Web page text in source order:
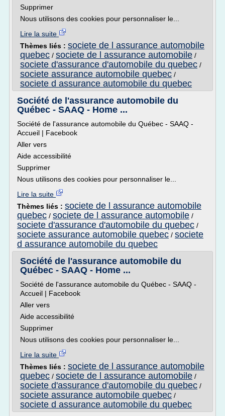
Supprimer
Nous utilisons des cookies pour personnaliser le...
Lire la suite
Thèmes liés : societe de l assurance automobile
quebec / societe de l assurance automobile /
societe d'assurance d'automobile du quebec /
societe assurance automobile quebec /
societe d assurance automobile du quebec
Société de l'assurance automobile du
Québec - SAAQ - Home ...
Société de l'assurance automobile du Québec - SAAQ -
Accueil | Facebook
Aller vers
Aide accessibilité
Supprimer
Nous utilisons des cookies pour personnaliser le...
Lire la suite
Thèmes liés : societe de l assurance automobile
quebec / societe de l assurance automobile /
societe d'assurance d'automobile du quebec /
societe assurance automobile quebec / societe
d assurance automobile du quebec
Société de l'assurance automobile du
Québec - SAAQ - Home ...
Société de l'assurance automobile du Québec - SAAQ -
Accueil | Facebook
Aller vers
Aide accessibilité
Supprimer
Nous utilisons des cookies pour personnaliser le...
Lire la suite
Thèmes liés : societe de l assurance automobile
quebec / societe de l assurance automobile /
societe d'assurance d'automobile du quebec /
societe assurance automobile quebec /
societe d assurance automobile du quebec